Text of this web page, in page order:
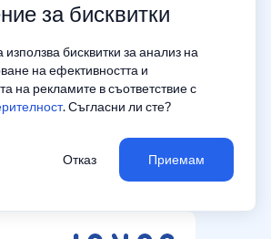
за бисквитки
използва бисквитки за анализ на
на ефективността и
на рекламите в съответствие с
. Съгласни ли сте?
Отказ Приемам
vs
vs